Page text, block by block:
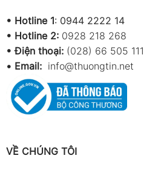
• Hotline 1: 0944 2222 14
• Hotline 2: 0928 218 268
• Điện thoại: (028) 66 505 111
• Email: info@thuongtin.net
VỀ CHÚNG TÔI